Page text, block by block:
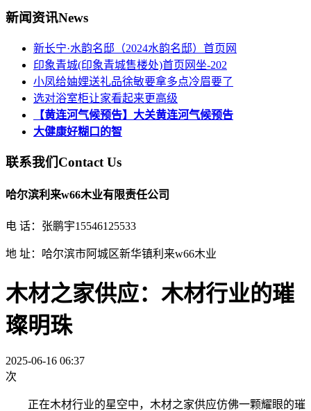
新闻资讯News
新长宁·水韵名邸（2024水韵名邸）首页网
印象青城(印象青城售楼处)首页网坐-202
小凤给妯娌送礼品徐敏要拿多点冷眉要了
选对浴室柜让家看起来更高级
【黄连河气候预告】大关黄连河气候预告
大健康好糊口的智
联系我们Contact Us
哈尔滨利来w66木业有限责任公司
电 话：张鹏宇15546125533
地 址：哈尔滨市阿城区新华镇利来w66木业
木材之家供应：木材行业的璀
璨明珠
2025-06-16 06:37
次
正在木材行业的星空中，木材之家供应仿佛一颗耀眼的璀